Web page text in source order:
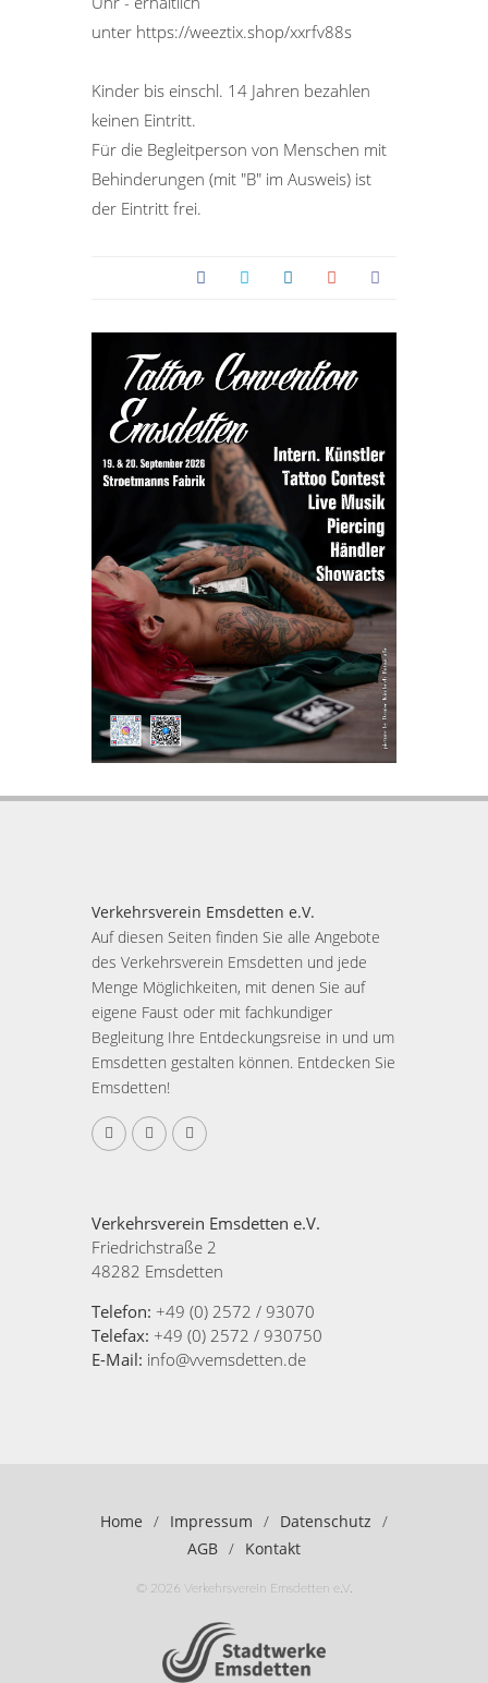
unter https://weeztix.shop/xxrfv88s
Kinder bis einschl. 14 Jahren bezahlen
keinen Eintritt.
Für die Begleitperson von Menschen mit
Behinderungen (mit "B" im Ausweis) ist
der Eintritt frei.
Verkehrsverein Emsdetten e.V.
Auf diesen Seiten finden Sie alle Angebote
des Verkehrsverein Emsdetten und jede
Menge Möglichkeiten, mit denen Sie auf
eigene Faust oder mit fachkundiger
Begleitung Ihre Entdeckungsreise in und um
Emsdetten gestalten können. Entdecken Sie
Emsdetten!
Verkehrsverein Emsdetten e.V.
Friedrichstraße 2
48282 Emsdetten
Telefon: +49 (0) 2572 / 93070
Telefax: +49 (0) 2572 / 930750
E-Mail: info@vvemsdetten.de
Home / Impressum / Datenschutz /
AGB / Kontakt
© 2026 Verkehrsverein Emsdetten e.V.